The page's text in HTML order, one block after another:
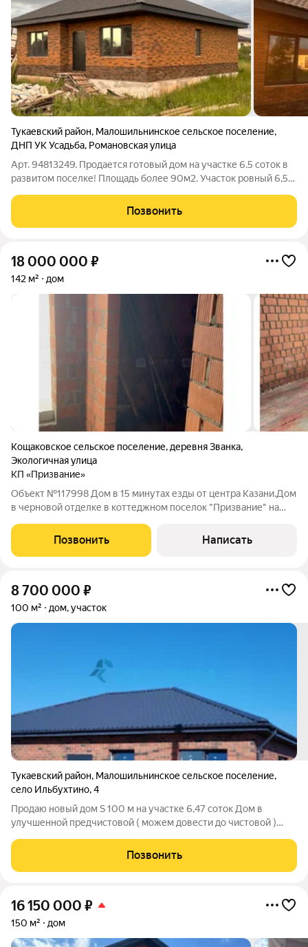
Тукаевский район, Малошильнинское сельское поселение,
ДНП УК Усадьба, Романовская улица
Арт. 94813249. Продается готовый дом на участке 6.5 соток в
развитом поселке! Площадь более 90м2. Участок ровный 6,5
от города. Дом построен из качественных материалов и
облицован красивым,
Позвонить
18 000 000 ₽
142 м² дом
Кощаковское сельское поселение, деревня Званка,
Экологичная улица
КП «Призвание»
Объект №117998 Дом в 15 минутах езды от центра Казани.Дом
в черновой отделке в коттеджном поселок "Призвание" на
живописных уголков природы Татарстана. Развитая
инфраструктура: школа, садик,
Позвонить Написать
8 700 000 ₽
100 м² дом, участок
Тукаевский район, Малошильнинское сельское поселение,
село Ильбухтино,4
Продаю новый дом S 100 м на участке 6,47 соток Дом в
улучшенной предчистовой ( можем довести до чистовой )
наличие школы, садика, мед.пункта, аптеки, магазинов,
остановки общественного транспорта.
Позвонить
16 150 000 ₽
150 м² дом